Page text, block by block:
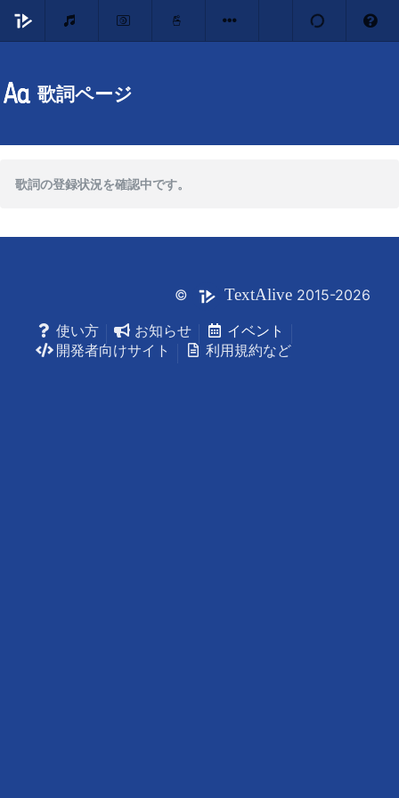
歌詞ページ
歌詞の登録状況を確認中です。
© TextAlive 2015-2026
使い方
お知らせ
イベント
開発者向けサイト
利用規約など